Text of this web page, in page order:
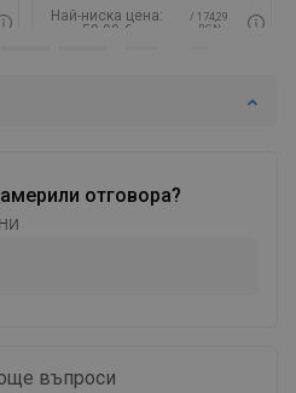
отговора?
въпроси
Най-ниска цена:
59,99 €
/ 174,29
BGN
Добави в количката